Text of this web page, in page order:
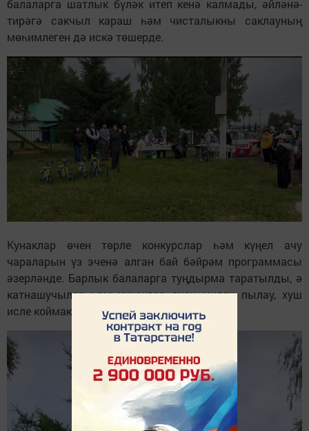
балаларга шатлык бүләк итеп кенә калмады, әйләнә-
тирәгә сакчыл караш һәм чисталыкны саклауның
мөһимлеген дә искә төшерде.
Кунаклар өчен төрле конкурслар һәм күңел ачу
чараларын үз эченә алган бай бәйрәм программасы
әзерләнде. Барлык балаларга туңдырма таратылды, ә
катнашучылар һәм кунаклар өчен милли пылау, хуш
исле коймаклар һәм кайнар чәй әзерләнде.